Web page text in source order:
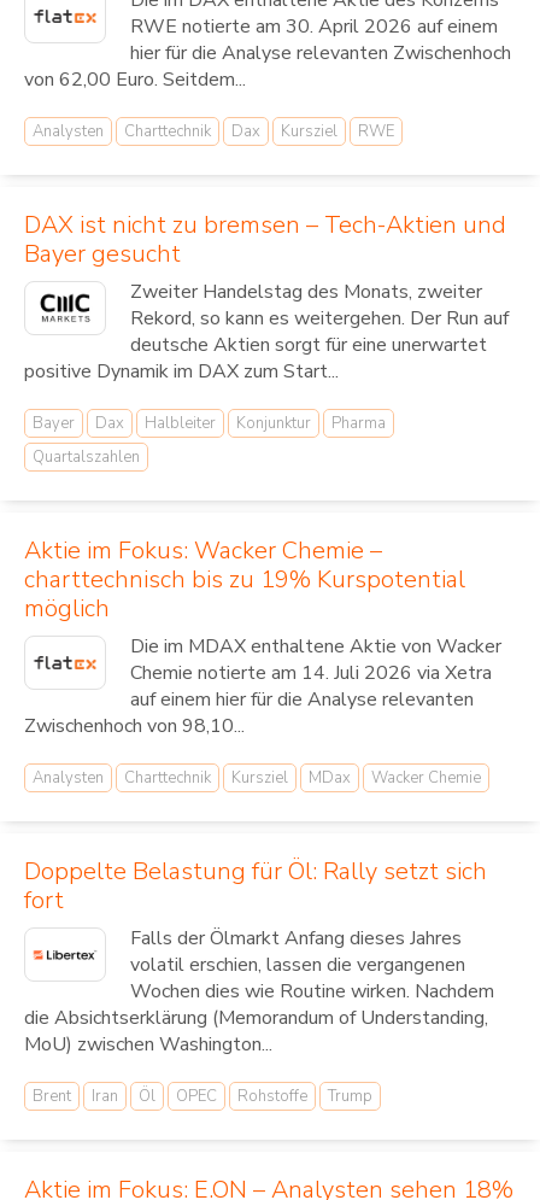
RWE notierte am 30. April 2026 auf einem
hier für die Analyse relevanten Zwischenhoch
von 62,00 Euro. Seitdem...
Analysten Charttechnik Dax Kursziel RWE
DAX ist nicht zu bremsen – Tech-Aktien und
Bayer gesucht
Zweiter Handelstag des Monats, zweiter
Rekord, so kann es weitergehen. Der Run auf
deutsche Aktien sorgt für eine unerwartet
positive Dynamik im DAX zum Start...
Bayer Dax Halbleiter Konjunktur
Pharma
Quartalszahlen
Aktie im Fokus: Wacker Chemie –
charttechnisch bis zu 19% Kurspotential
möglich
Die im MDAX enthaltene Aktie von Wacker
Chemie notierte am 14. Juli 2026 via Xetra
auf einem hier für die Analyse relevanten
Zwischenhoch von 98,10...
Analysten Charttechnik Kursziel MDax Wacker Chemie
Doppelte Belastung für Öl: Rally setzt sich
fort
Falls der Ölmarkt Anfang dieses Jahres
volatil erschien, lassen die vergangenen
Wochen dies wie Routine wirken. Nachdem
die Absichtserklärung (Memorandum of Understanding,
MoU) zwischen Washington...
Brent Iran Öl OPEC Rohstoffe Trump
Aktie im Fokus: E.ON – Analysten sehen 18%